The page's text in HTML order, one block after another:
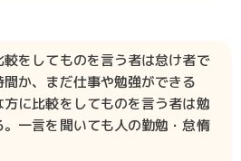
をしてものを言う者は怠け者で
か、まだ仕事や勉強ができる
に比較をしてものを言う者は勉
一言を聞いても人の勤勉・怠惰